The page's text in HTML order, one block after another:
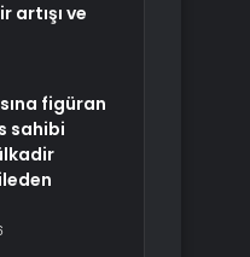
artışı ve
figüran
sahibi